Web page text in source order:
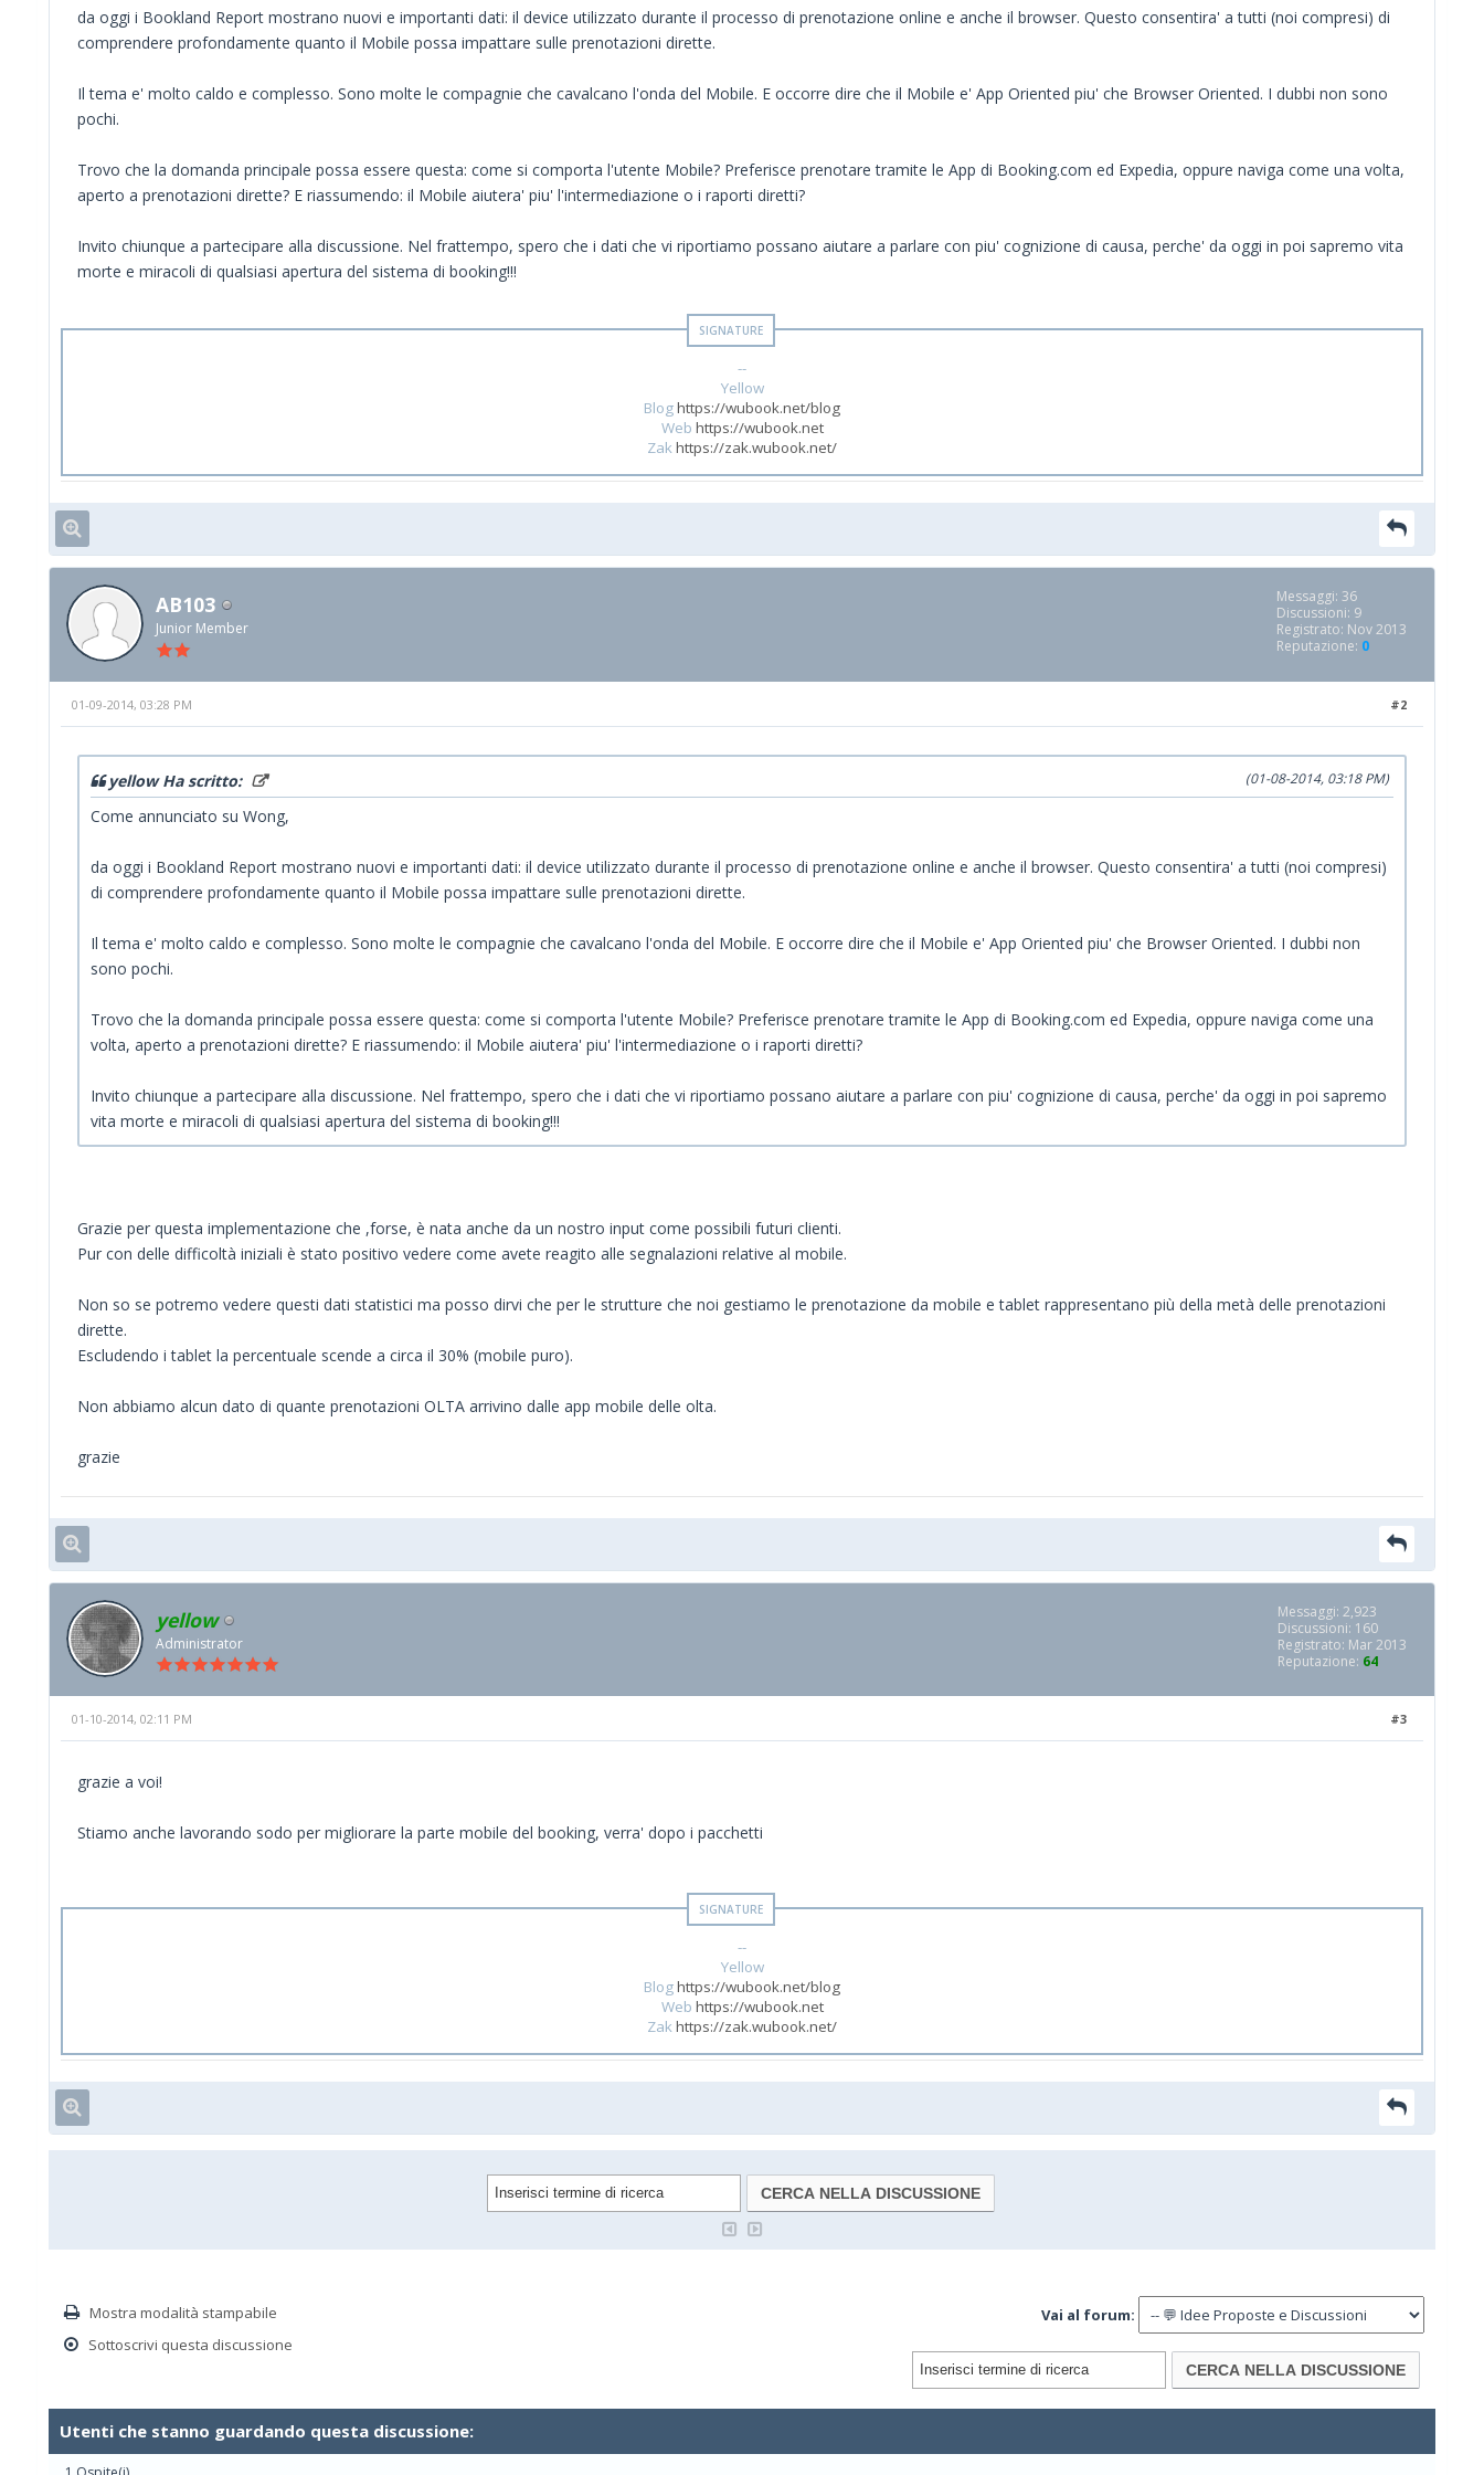
da oggi i Bookland Report mostrano nuovi e importanti dati: il device utilizzato durante il processo di prenotazione online e anche il browser. Questo consentira' a tutti (noi compresi) di
comprendere profondamente quanto il Mobile possa impattare sulle prenotazioni dirette.
Il tema e' molto caldo e complesso. Sono molte le compagnie che cavalcano l'onda del Mobile. E occorre dire che il Mobile e' App Oriented piu' che Browser Oriented. I dubbi non sono
pochi.
Trovo che la domanda principale possa essere questa: come si comporta l'utente Mobile? Preferisce prenotare tramite le App di Booking.com ed Expedia, oppure naviga come una volta,
aperto a prenotazioni dirette? E riassumendo: il Mobile aiutera' piu' l'intermediazione o i raporti diretti?
Invito chiunque a partecipare alla discussione. Nel frattempo, spero che i dati che vi riportiamo possano aiutare a parlare con piu' cognizione di causa, perche' da oggi in poi sapremo vita
morte e miracoli di qualsiasi apertura del sistema di booking!!!
--
Yellow
Bloghttps://wubook.net/blog
Web https://wubook.net
Zakhttps://zak.wubook.net/
AB103
Junior Member
Messaggi: 36
Discussioni: 9
Registrato: Nov 2013
Reputazione: 0
#2
01-09-2014, 03:28 PM
(01-08-2014, 03:18 PM)
yellow Ha scritto:
Come annunciato su Wong,
da oggi i Bookland Report mostrano nuovi e importanti dati: il device utilizzato durante il processo di prenotazione online e anche il browser. Questo consentira' a tutti (noi compresi)
di comprendere profondamente quanto il Mobile possa impattare sulle prenotazioni dirette.
Il tema e' molto caldo e complesso. Sono molte le compagnie che cavalcano l'onda del Mobile. E occorre dire che il Mobile e' App Oriented piu' che Browser Oriented. I dubbi non
sono pochi.
Trovo che la domanda principale possa essere questa: come si comporta l'utente Mobile? Preferisce prenotare tramite le App di Booking.com ed Expedia, oppure naviga come una
volta, aperto a prenotazioni dirette? E riassumendo: il Mobile aiutera' piu' l'intermediazione o i raporti diretti?
Invito chiunque a partecipare alla discussione. Nel frattempo, spero che i dati che vi riportiamo possano aiutare a parlare con piu' cognizione di causa, perche' da oggi in poi sapremo
vita morte e miracoli di qualsiasi apertura del sistema di booking!!!
Grazie per questa implementazione che ,forse, è nata anche da un nostro input come possibili futuri clienti.
Pur con delle difficoltà iniziali è stato positivo vedere come avete reagito alle segnalazioni relative al mobile.
Non so se potremo vedere questi dati statistici ma posso dirvi che per le strutture che noi gestiamo le prenotazione da mobile e tablet rappresentano più della metà delle prenotazioni
dirette.
Escludendo i tablet la percentuale scende a circa il 30% (mobile puro).
Non abbiamo alcun dato di quante prenotazioni OLTA arrivino dalle app mobile delle olta.
grazie
yellow
Administrator
Messaggi: 2,923
Discussioni: 160
Registrato: Mar 2013
Reputazione: 64
#3
01-10-2014, 02:11 PM
grazie a voi!
Stiamo anche lavorando sodo per migliorare la parte mobile del booking, verra' dopo i pacchetti
--
Yellow
Bloghttps://wubook.net/blog
Web https://wubook.net
Zakhttps://zak.wubook.net/
Mostra modalità stampabile
Sottoscrivi questa discussione
Vai al forum:
Utenti che stanno guardando questa discussione: